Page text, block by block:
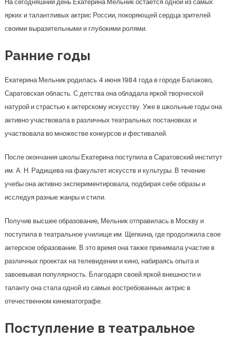
На сегодняшний день Екатерина Мельник остается одной из самых
ярких и талантливых актрис России, покоряющей сердца зрителей
своими выразительными и глубокими ролями.
Ранние годы
Екатерина Мельник родилась 4 июня 1984 года в городе Балаково,
Саратовская область. С детства она обладала яркой творческой
натурой и страстью к актерскому искусству. Уже в школьные годы она
активно участвовала в различных театральных постановках и
участвовала во множестве конкурсов и фестивалей.
После окончания школы Екатерина поступила в Саратовский институт
им. А. Н. Радищева на факультет искусств и культуры. В течение
учебы она активно экспериментировала, подбирая себе образы и
исследуя разные жанры и стили.
Получив высшее образование, Мельник отправилась в Москву и
поступила в театральное училище им. Щепкина, где продолжила свое
актерское образование. В это время она также принимала участие в
различных проектах на телевидении и кино, набираясь опыта и
завоевывая популярность. Благодаря своей яркой внешности и
таланту она стала одной из самых востребованных актрис в
отечественном кинематографе.
Поступление в театральное